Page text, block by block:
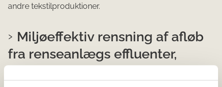
andre tekstilproduktioner.
Miljøeffektiv rensning af afløb
fra renseanlægs effluenter,
MEREFF